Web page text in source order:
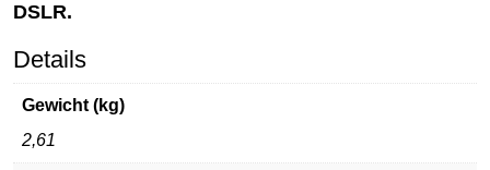
DSLR.
Details
Gewicht (kg)
2,61